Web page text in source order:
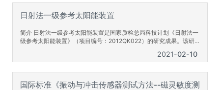
速、高效的现场检定的同时，也为实现减排监控提供有效的技术保
障，从而促进政府减排目标
02-10
2021
日射法一级参考太阳能装置
简介 日射法一级参考太阳能装置是国家质检总局科技计划《日射法一
级参考太阳能装置》（项目编号：2012QK022）的研究成果。该研
参考太阳能电池的校准提供自然阳光辐照度量值溯源技术，能帮助提
提高产品质量和竞争力具有重要意义。且该装置实现了将自然阳光直
接辐照度、总辐照度和散射辐照度
国际标准《振动与冲击传感器测试方法--磁灵敏度测